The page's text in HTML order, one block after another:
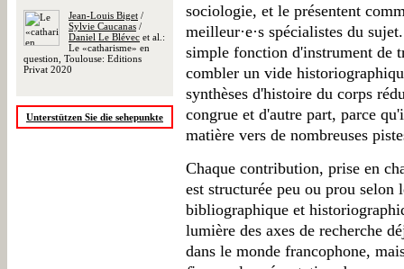
Jean-Louis Biget /
Sylvie Caucanas /
Daniel Le Blévec et al.:
Le «catharisme» en
question, Toulouse: Editions
Privat 2020
Unterstützen Sie die sehepunkte
sociologie, et le présentent
meilleur·e·s spécialistes du
simple fonction d'instrument de
combler un vide
synthèses d'histoire du corps
congrue et d'autre part, parce
matière vers de nombreuses
Chaque contribution, prise en
est structurée peu ou prou selon
bibliographique et
lumière des axes de recherche
dans le monde francophone,